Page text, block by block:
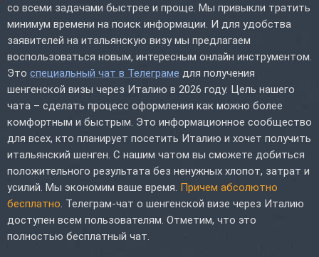
со всеми задачами быстрее и проще. Мы привыкли тратить
минимум времени на поиск информации. И для удобства
заявителей на итальянскую визу мы предлагаем
воспользоваться новым, интересным онлайн инструментом.
Это специальный чат в Телеграме для получения
шенгенской визы через Италию в 2026 году. Цель нашего
чата – сделать процесс оформления как можно более
комфортным и быстрым. Это информационное сообщество
для всех, кто планирует посетить Италию и хочет получить
итальянский шенген. С нашим чатом вы сможете добиться
положительного результата без ненужных хлопот, затрат и
усилий. Мы экономим ваше время. Причем абсолютно
бесплатно . Телеграм-чат о шенгенской визе через Италию
доступен всем пользователям. Отметим, что это
полностью бесплатный чат.